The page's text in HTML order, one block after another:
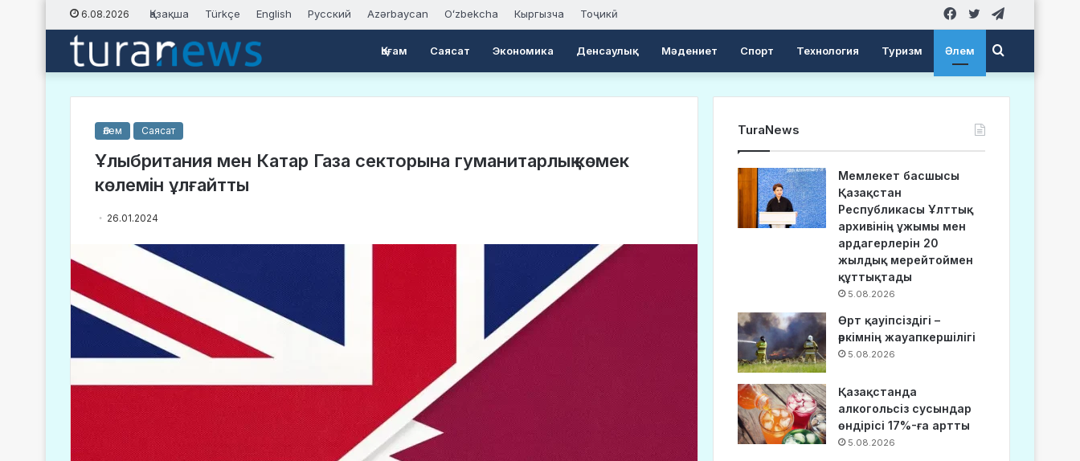
6.08.2026 Қазақша Türkçe English Русский Azərbaycan Oʻzbekcha Кыргызча Тоҷикӣ Twitter
Facebook
Қоғам Саясат Экономика Денсаулық Мәдениет Спорт Технология Туризм Әлем Search
for
Әлем Саясат
Ұлыбритания мен Катар Газа секторына гуманитарлық көмек
көлемін ұлғайтты
26.01.2024
TuraNews
Мемлекет басшысы
Қазақстан
Республикасы Ұлттық
архивінің ұжымы мен
ардагерлерін 20
жылдық мерейтоймен
құттықтады
5.08.2026
Өрт қауіпсіздігі –
әркімнің жауапкершілігі
5.08.2026
Қазақстанда
алкогольсіз сусындар
өндірісі 17%-ға артты
5.08.2026